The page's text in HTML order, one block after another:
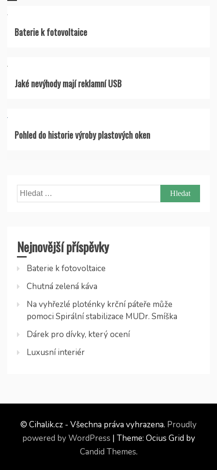
Baterie k fotovoltaice
Jaké nevýhody mají reklamní USB
Pohled do historie výroby plastových oken
Vyhledávání
Nejnovější příspěvky
Baterie k fotovoltaice
Chutná zelená káva
Na vyhřezlé ploténky krční páteře může
pomoci Spirální stabilizace MUDr. Smíška
Dárek pro dívky, který ocení
Luxusní interiér
© Cihalik.cz - Všechna práva vyhrazena. Proudly
powered by WordPress | Theme: Ocius Grid by
Candid Themes.